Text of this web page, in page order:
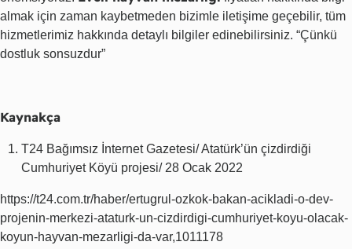
almak için zaman kaybetmeden bizimle iletişime geçebilir, tüm
hizmetlerimiz hakkında detaylı bilgiler edinebilirsiniz. “Çünkü
dostluk sonsuzdur”
Kaynakça
T24 Bağımsız İnternet Gazetesi/ Atatürk’ün çizdirdiği
Cumhuriyet Köyü projesi/ 28 Ocak 2022
https://t24.com.tr/haber/ertugrul-ozkok-bakan-acikladi-o-dev-
projenin-merkezi-ataturk-un-cizdirdigi-cumhuriyet-koyu-olacak-
koyun-hayvan-mezarligi-da-var,1011178